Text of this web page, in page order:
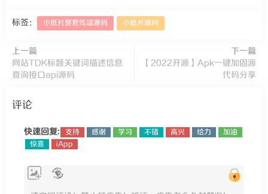
标签： 小纸片整套残端源码 小纸片源码
上一篇
网站TDK标题关键词描述信息
查询接口api源码
下一篇
【2022开源】Apk一键加固源
代码分享
评论
快速回复: 支持 感谢 学习 不错 高兴 给力
加油
惊喜
iApp